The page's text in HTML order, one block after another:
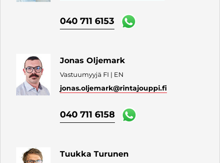
040 711 6153
Jonas Oljemark
Vastuumyyjä FI | EN
jonas.oljemark@rintajouppi.fi
040 711 6158
Tuukka Turunen